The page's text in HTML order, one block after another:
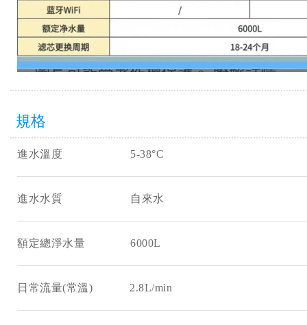
規格
進水溫度 5-38°C
進水水質 自來水
額定總淨水量 6000L
日常流量(常溫) 2.8L/min